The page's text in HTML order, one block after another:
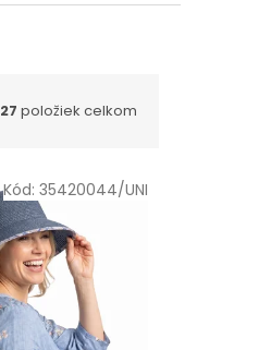
27 položiek celkom
Kód: 35420044/UNI